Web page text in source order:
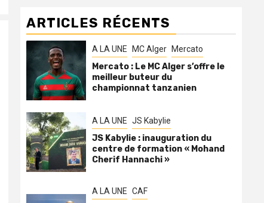
ARTICLES RÉCENTS
A LA UNE MC Alger Mercato
Mercato : Le MC Alger s’offre le
meilleur buteur du
championnat tanzanien
A LA UNE JS Kabylie
JS Kabylie : inauguration du
centre de formation « Mohand
Cherif Hannachi »
A LA UNE CAF